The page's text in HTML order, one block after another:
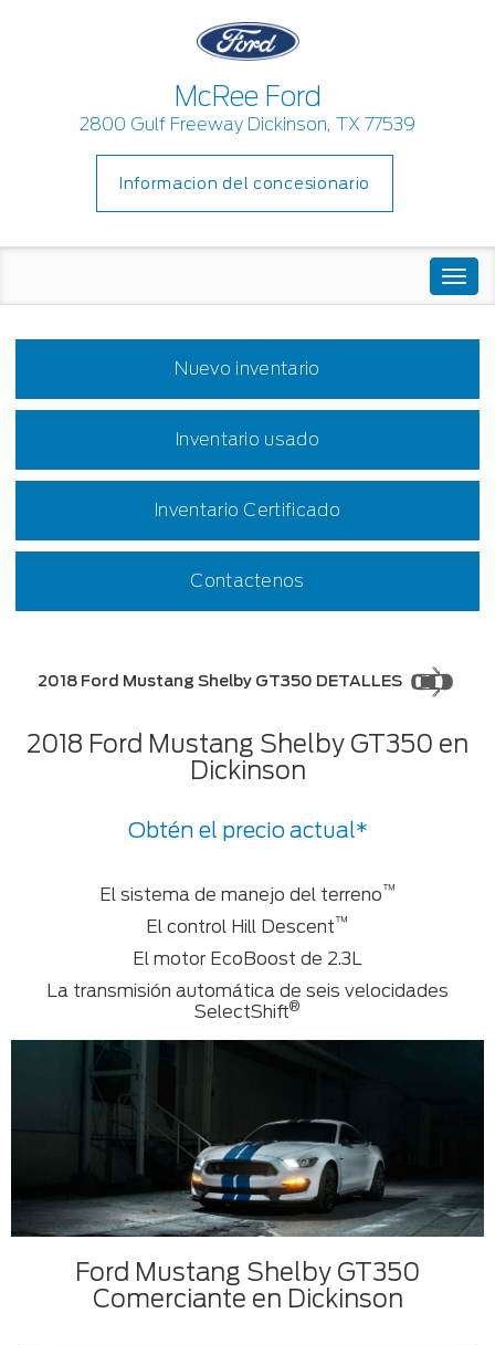
McRee Ford
2800 Gulf Freeway Dickinson, TX 77539
Informacion del concesionario
Nuevo inventario
Inventario usado
Inventario Certificado
Contactenos
2018 Ford Mustang Shelby GT350 DETALLES
2018 Ford Mustang Shelby GT350 en
Dickinson
Obtén el precio actual*
El sistema de manejo del terreno™
El control Hill Descent™
El motor EcoBoost de 2.3L
La transmisión automática de seis velocidades
SelectShift®
Ford Mustang Shelby GT350
Comerciante en Dickinson